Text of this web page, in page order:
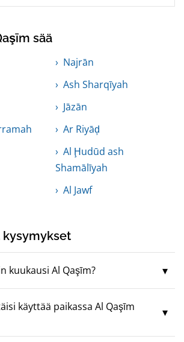
sää
Najrān
Ash Sharqīyah
Jāzān
Ar Riyāḑ
Al Ḩudūd ash
Shamālīyah
Al Jawf
kysymykset
kuukausi Al Qaşīm?
käyttää paikassa Al Qaşīm